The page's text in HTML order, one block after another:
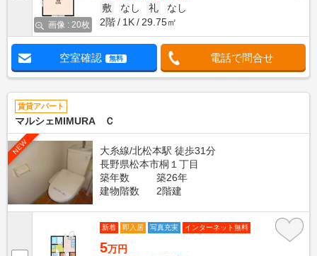
画像 : 20枚
敷
なし 礼
なし
2階
1K 29.75㎡
空室確認 無料 電話で問合せ
賃貸アパート
マルシェMIMURA Ｃ
NEW
大糸線/北松本駅 徒歩31分
長野県松本市桐１丁目
築年数
築26年
建物階数
2階建
新着 即入居 写真充実 インターネット無料
5万円